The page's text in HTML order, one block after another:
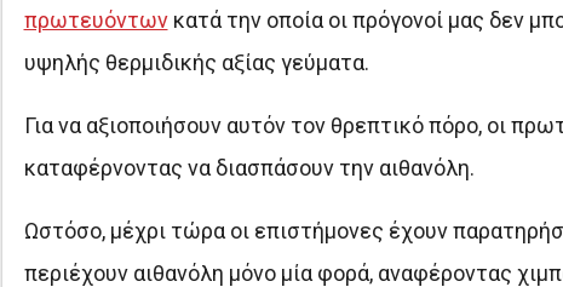
πρωτευόντωνκατά την οποία οι πρόγονοί μας δεν
υψηλής θερμιδικής αξίας γεύματα.
Για να αξιοποιήσουν αυτόν τον θρεπτικό πόρο, οι
καταφέρνοντας να διασπάσουν την αιθανόλη.
Ωστόσο, μέχρι τώρα οι επιστήμονες έχουν
περιέχουν αιθανόλη μόνο μία φορά, αναφέροντας